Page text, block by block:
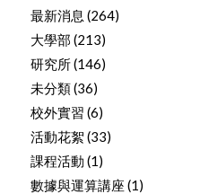
最新消息 (264)
大學部 (213)
研究所(146)
未分類(36)
校外實習 (6)
活動花絮 (33)
課程活動 (1)
數據與運算講座 (1)